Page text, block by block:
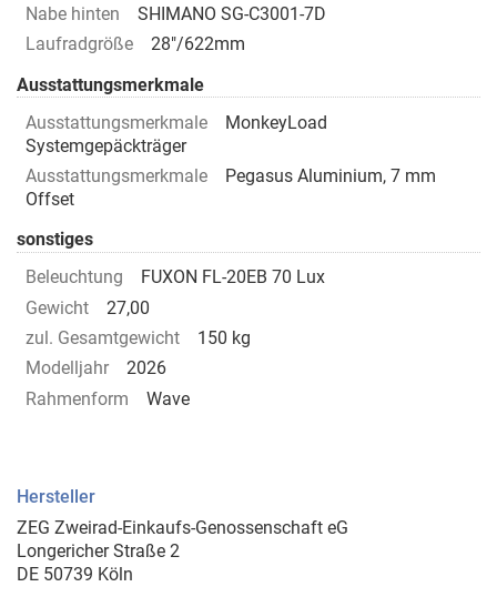
Nabe hinten
SHIMANO SG-C3001-7D
Laufradgröße
28"/622mm
Ausstattungsmerkmale
Ausstattungsmerkmale
MonkeyLoad
Systemgepäckträger
Ausstattungsmerkmale
Pegasus Aluminium, 7 mm
Offset
sonstiges
Beleuchtung
FUXON FL-20EB 70 Lux
Gewicht
27,00
zul. Gesamtgewicht
150 kg
Modelljahr
2026
Rahmenform
Wave
Hersteller
ZEG Zweirad-Einkaufs-Genossenschaft eG
Longericher Straße 2
DE 50739 Köln